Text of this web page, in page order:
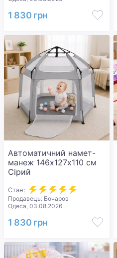
1 830 грн
Автоматичний намет-
манеж 146х127х110 см
Сірий
Стан:
Продавець: Бочаров
Одеса, 03.08.2026
1 830 грн